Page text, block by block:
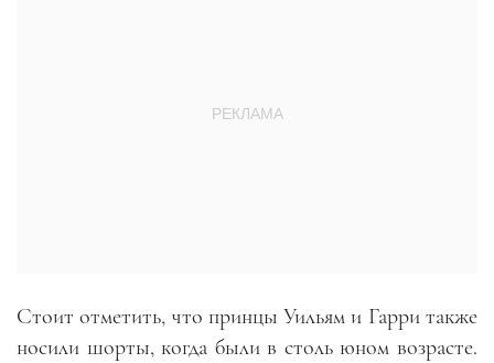
Стоит отметить, что принцы Уильям и Гарри также
носили шорты, когда были в столь юном возрасте.